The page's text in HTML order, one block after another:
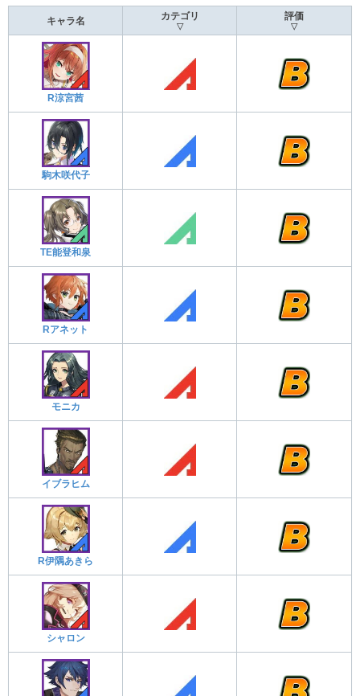
キャラ名 カテゴリ
▽
評価
▽
R涼宮茜
駒木咲代子
TE能登和泉
Rアネット
モニカ
イブラヒム
R伊隅あきら
シャロン